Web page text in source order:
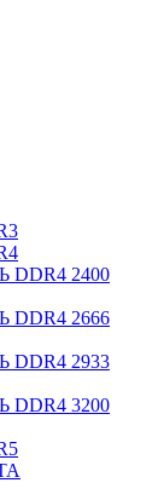
2400
2666
2933
3200